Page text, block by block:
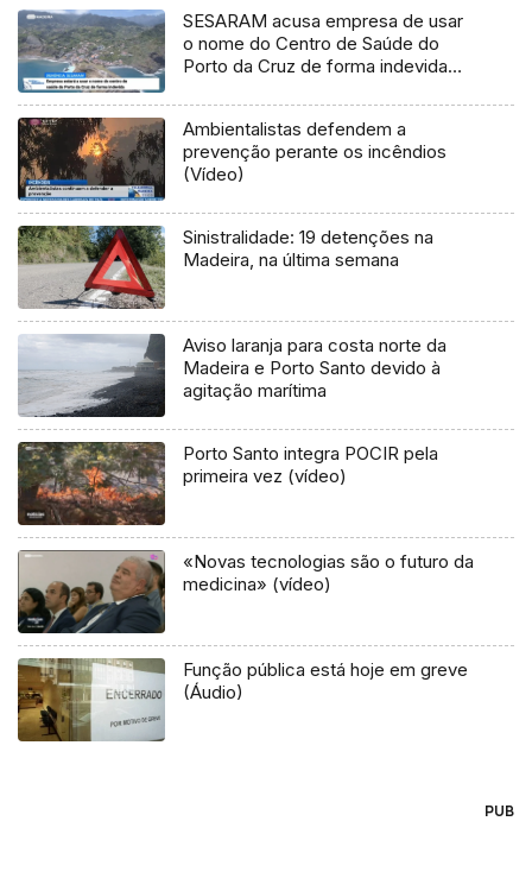
SESARAM acusa empresa de usar
o nome do Centro de Saúde do
Porto da Cruz de forma indevida
Ambientalistas defendem a
prevenção perante os incêndios
(Vídeo)
Sinistralidade: 19 detenções na
Madeira, na última semana
Aviso laranja para costa norte da
Madeira e Porto Santo devido à
agitação marítima
Porto Santo integra POCIR pela
primeira vez (vídeo)
«Novas tecnologias são o futuro da
medicina» (vídeo)
Função pública está hoje em greve
(Áudio)
PUB